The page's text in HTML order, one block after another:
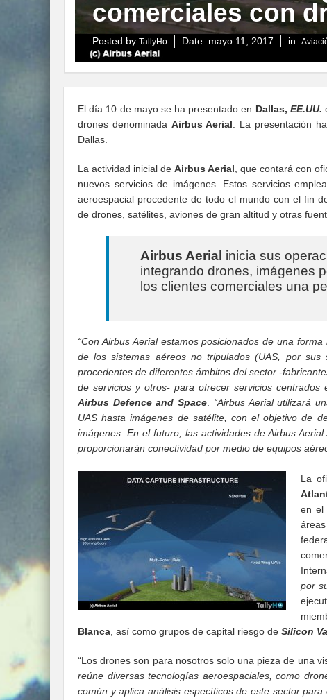
comerciales con
Posted by TallyHo Date: mayo 11, 2017 in:
El día 10 de mayo se ha presentado en Dallas, EE.UU.
drones denominada Airbus Aerial. La presentación
Dallas.
La actividad inicial deAirbus Aerial, que contará con
nuevos servicios de imágenes. Estos servicios
aeroespacial procedente de todo el mundo con el fin
de drones, satélites, aviones de gran altitud y otras
Airbus Aerial inicia sus
integrando drones, imágenes
los clientes comerciales una
“Con Airbus Aerial estamos posicionados de una
de los sistemas aéreos no tripulados (UAS, por
procedentes de diferentes ámbitos del sector -
de servicios y otros- para ofrecer servicios centrados
Airbus Defence and Space. “Airbus Aerial utilizará
UAS hasta imágenes de satélite, con el objetivo de
imágenes. En el futuro, las actividades de Airbus
proporcionarán conectividad por medio de equipos
La
en el
por
Blanca, así como grupos de capital riesgo de Silicon
“Los drones son para nosotros solo una pieza de una
reúne diversas tecnologías aeroespaciales, como
común y aplica análisis específicos de este sector